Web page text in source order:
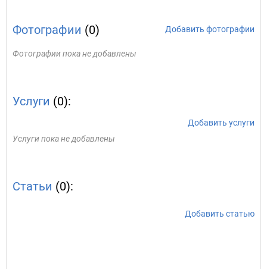
Фотографии (0) Добавить фотографии
Фотографии пока не добавлены
Услуги (0):
Добавить услуги
Услуги пока не добавлены
Статьи (0):
Добавить статью